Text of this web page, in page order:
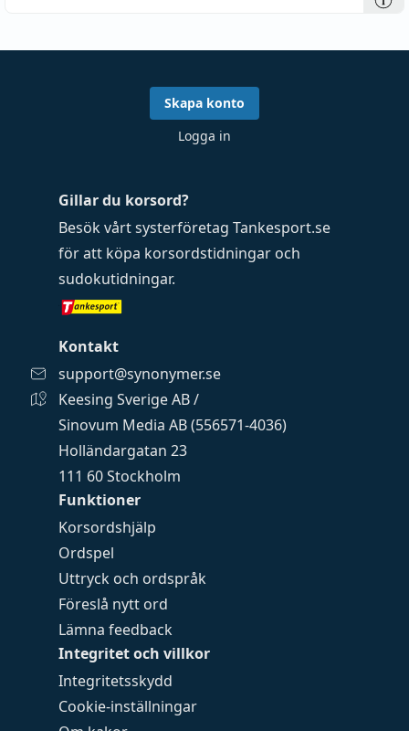
Funktioner
Korsordshjälp
Ordspel
Uttryck och ordspråk
Föreslå nytt ord
Lämna feedback
Integritet och villkor
Integritetsskydd
Cookie-inställningar
Gillar du korsord?
Besök vårt systerföretag Tankesport.se
för att köpa korsordstidningar och
sudokutidningar.
Kontakt
support@synonymer.se
Keesing Sverige AB /
Sinovum Media AB (556571-4036)
Holländargatan 23
111 60 Stockholm
Skapa konto
Logga in